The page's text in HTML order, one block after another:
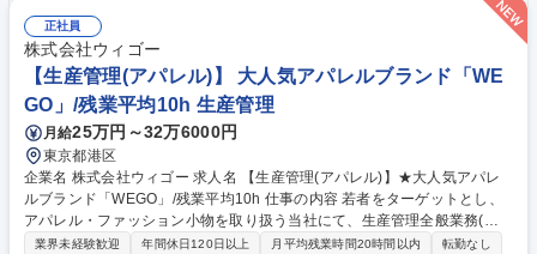
正社員
株式会社ウィゴー
【生産管理(アパレル)】 大人気アパレルブランド「WE
GO」/残業平均10h 生産管理
月給25万円～32万6000円
東京都港区
企業名 株式会社ウィゴー 求人名 【生産管理(アパレル)】★大人気アパレ
ルブランド「WEGO」/残業平均10h 仕事の内容 若者をターゲットとし、
アパレル・ファッション小物を取り扱う当社にて、生産管理全般業務(工
場管理･指導/納期･品質管理等)をお任せいたします。 マストレンド商品
業界未経験歓迎 年間休日120日以上 月平均残業時間20時間以内
転勤なし